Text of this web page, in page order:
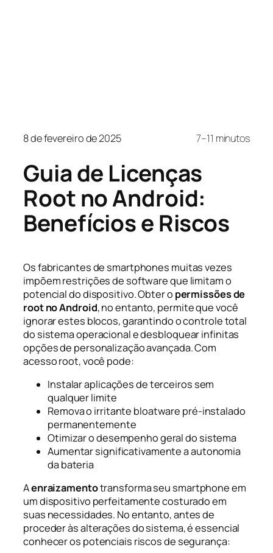
8 de fevereiro de 2025 7–11 minutos
Guia de Licenças
Root no Android:
Benefícios e Riscos
Os fabricantes de smartphones muitas vezes
impõem restrições de software que limitam o
potencial do dispositivo. Obter o permissões de
root no Android, no entanto, permite que você
ignorar estes blocos, garantindo o controle total
do sistema operacional e desbloquear infinitas
opções de personalização avançada. Com
acesso root, você pode:
Instalar aplicações de terceiros sem
qualquer limite
Remova o irritante bloatware pré-instalado
permanentemente
Otimizar o desempenho geral do sistema
Aumentar significativamente a autonomia
da bateria
Aenraizamentotransforma seu smartphone em
um dispositivo perfeitamente costurado em
suas necessidades. No entanto, antes de
proceder às alterações do sistema, é essencial
conhecer os potenciais riscos de segurança: